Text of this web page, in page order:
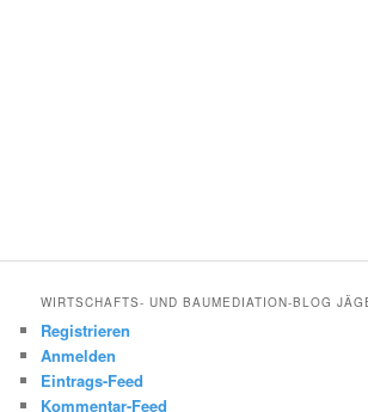
WIRTSCHAFTS- UND BAUMEDIATION-BLOG
Registrieren
Anmelden
Eintrags-Feed
Kommentar-Feed